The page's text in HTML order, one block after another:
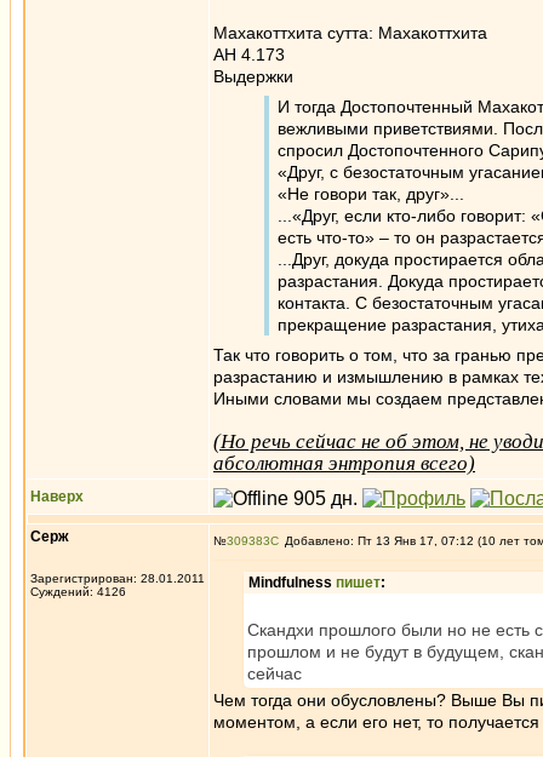
Махакоттхита сутта: Махакоттхита
АН 4.173
Выдержки
И тогда Достопочтенный
вежливыми приветствиями.
спросил Достопочтенного
«Друг, с безостаточным
«Не говори так, друг»...
...«Друг, если кто-либо
есть что-то» – то он
...Друг, докуда простирается
разрастания. Докуда
контакта. С безостаточным
прекращение разрастания,
Так что говорить о том, что за гранью
разрастанию и измышлению в рамках
Иными словами мы создаем
(Но речь сейчас не об этом, не
абсолютная энтропия всего)
Наверх
Серж
Зарегистрирован: 28.01.2011
Суждений: 4126
№309383 Добавлено: Пт 13 Янв 17, 07:12 (10 лет
Mindfulness пишет:
Скандхи прошлого были но не есть
прошлом и не будут в будущем,
сейчас
Чем тогда они обусловлены? Выше Вы
моментом, а если его нет, то